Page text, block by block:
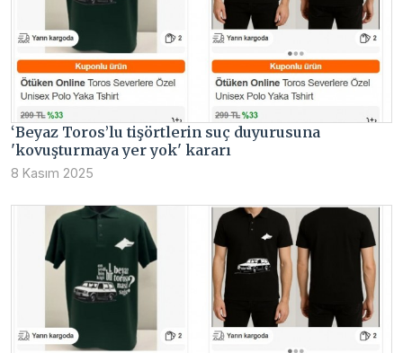
‘Beyaz Toros’lu tişörtlerin suç duyurusuna
'kovuşturmaya yer yok' kararı
8 Kasım 2025